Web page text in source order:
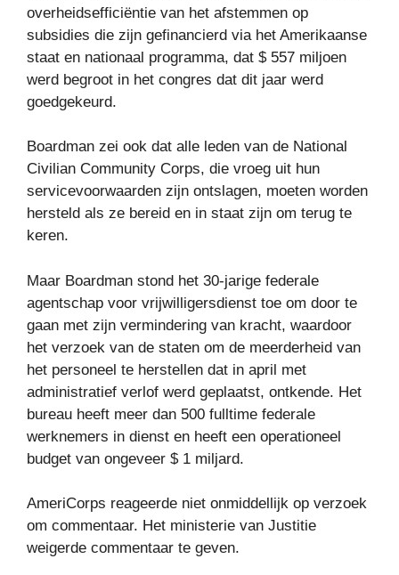
overheidsefficiëntie van het afstemmen op
subsidies die zijn gefinancierd via het Amerikaanse
staat en nationaal programma, dat $ 557 miljoen
werd begroot in het congres dat dit jaar werd
goedgekeurd.
Boardman zei ook dat alle leden van de National
Civilian Community Corps, die vroeg uit hun
servicevoorwaarden zijn ontslagen, moeten worden
hersteld als ze bereid en in staat zijn om terug te
keren.
Maar Boardman stond het 30-jarige federale
agentschap voor vrijwilligersdienst toe om door te
gaan met zijn vermindering van kracht, waardoor
het verzoek van de staten om de meerderheid van
het personeel te herstellen dat in april met
administratief verlof werd geplaatst, ontkende. Het
bureau heeft meer dan 500 fulltime federale
werknemers in dienst en heeft een operationeel
budget van ongeveer $ 1 miljard.
AmeriCorps reageerde niet onmiddellijk op verzoek
om commentaar. Het ministerie van Justitie
weigerde commentaar te geven.